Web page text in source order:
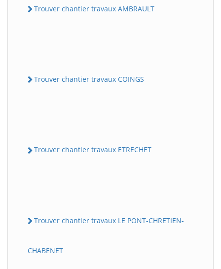
Trouver chantier travaux AMBRAULT
Trouver chantier travaux COINGS
Trouver chantier travaux ETRECHET
Trouver chantier travaux LE PONT-CHRETIEN-
CHABENET